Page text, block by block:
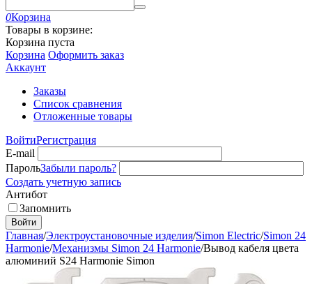
0Корзина
Товары в корзине:
Корзина пуста
Корзина Оформить заказ
Аккаунт
Заказы
Список сравнения
Отложенные товары
ВойтиРегистрация
E-mail
ПарольЗабыли пароль?
Создать учетную запись
Антибот
Запомнить
Войти
Главная/Электроустановочные изделия/Simon Electric/Simon 24
Harmonie/Механизмы Simon 24 Harmonie/Вывод кабеля цвета
алюминий S24 Harmonie Simon